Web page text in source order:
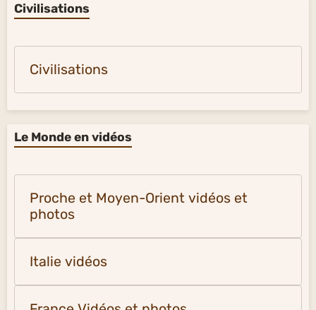
Civilisations
Civilisations
Le Monde en vidéos
Proche et Moyen-Orient vidéos et
photos
Italie vidéos